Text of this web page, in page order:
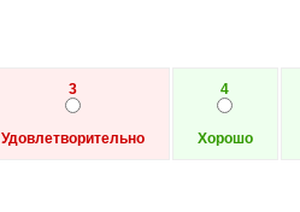
3
Удовлетворительно
4
Хорошо